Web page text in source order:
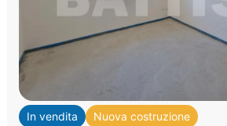
In vendita Nuova costruzione